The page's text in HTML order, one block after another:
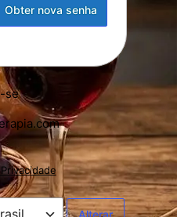
se